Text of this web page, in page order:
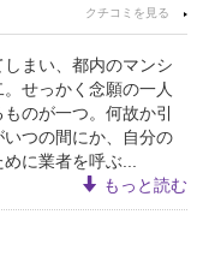
まい、都内のマンシ
せっかく念願の一人
のが一つ。何故か引
つの間にか、自分の
に業者を呼ぶ...
もっと読む